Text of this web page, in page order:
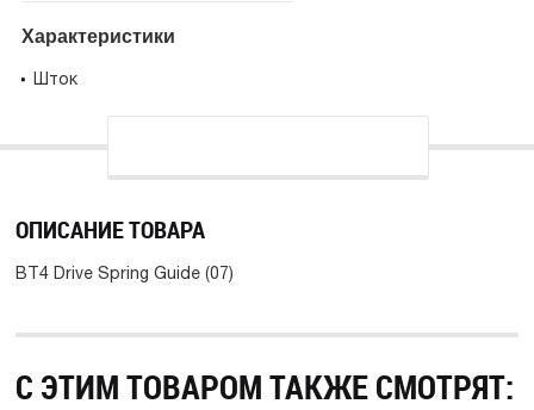
Характеристики
Шток
ОПИСАНИЕ ТОВАРА
BT4 Drive Spring Guide (07)
С ЭТИМ ТОВАРОМ ТАКЖЕ СМОТРЯТ: